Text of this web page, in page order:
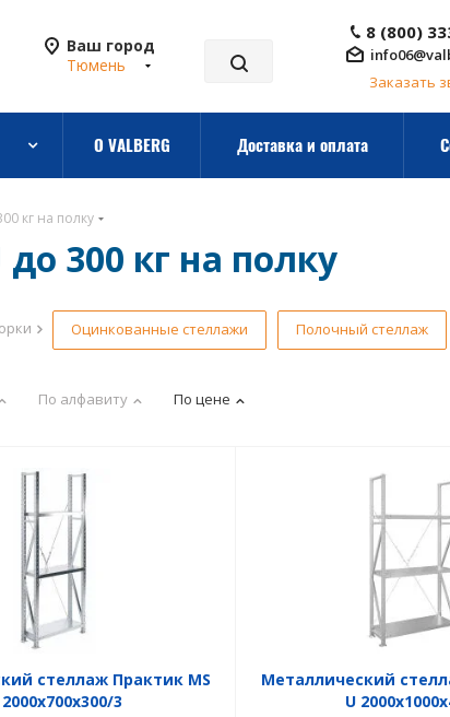
Ваш город
Тюмень
8 (800)
Заказать
О VALBERG Доставка и оплата
кг на полку
300 кг на полку
Оцинкованные стеллажи Полочный стеллаж
По алфавиту По цене
стеллаж Практик MS
2000x700x300/3
Металлический
U